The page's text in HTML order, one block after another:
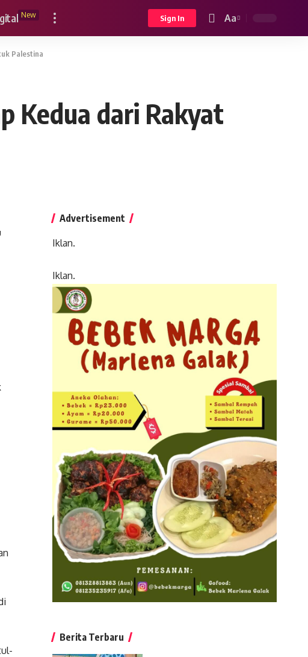
New Sign In
Font
Aa
Palestina
Kedua dari Rakyat
Advertisement
Iklan.
Iklan.
Berita Terbaru